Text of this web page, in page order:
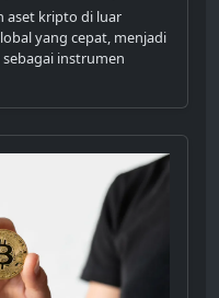
aset kripto di luar
yang cepat, menjadi
instrumen